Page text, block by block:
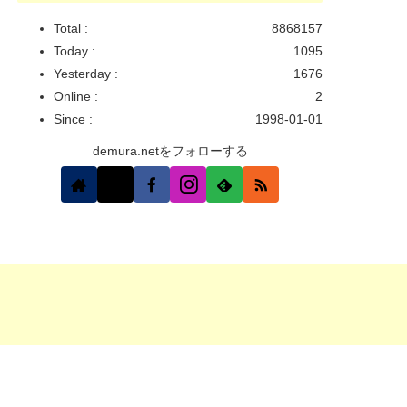
8868157
Total :
1095
Today :
1676
Yesterday :
2
Online :
1998-01-01
Since :
demura.netをフォローする